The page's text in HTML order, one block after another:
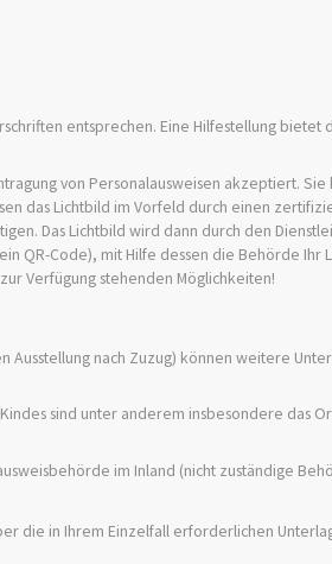
entsprechen. Eine Hilfestellung
von Personalausweisen akzeptiert. Sie
das Lichtbild im Vorfeld durch einen
Das Lichtbild wird dann durch den
QR-Code), mit Hilfe dessen die Behörde Ihr
Verfügung stehenden Möglichkeiten!
Ausstellung nach Zuzug) können weitere
sind unter anderem insbesondere das
im Inland (nicht zuständige
die in Ihrem Einzelfall erforderlichen